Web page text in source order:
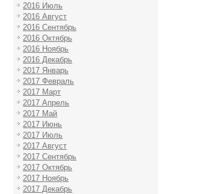
2016 Июль
2016 Август
2016 Сентябрь
2016 Октябрь
2016 Ноябрь
2016 Декабрь
2017 Январь
2017 Февраль
2017 Март
2017 Апрель
2017 Май
2017 Июнь
2017 Июль
2017 Август
2017 Сентябрь
2017 Октябрь
2017 Ноябрь
2017 Декабрь